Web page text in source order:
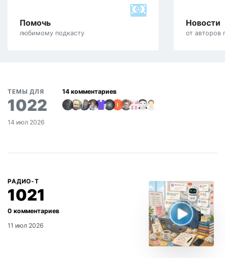
Новости
от авторов
Помочь
любимому подкасту
ТЕМЫ ДЛЯ
1022
14 июл 2026
РАДИО-Т
1021
11 июл 2026